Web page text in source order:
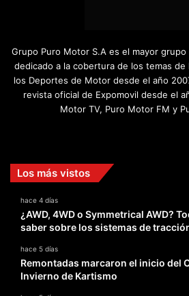
Grupo Puro Motor S.A es el mayor
dedicado a la cobertura de los temas
los Deportes de Motor desde el año
revista oficial de Expomovil desde el
Motor TV, Puro Motor FM y
Los más vistos
hace 4 días
¿AWD, 4WD o Symmetrical AWD?
saber sobre los sistemas de
hace 5 días
Remontadas marcaron el inicio del
Invierno de Kartismo